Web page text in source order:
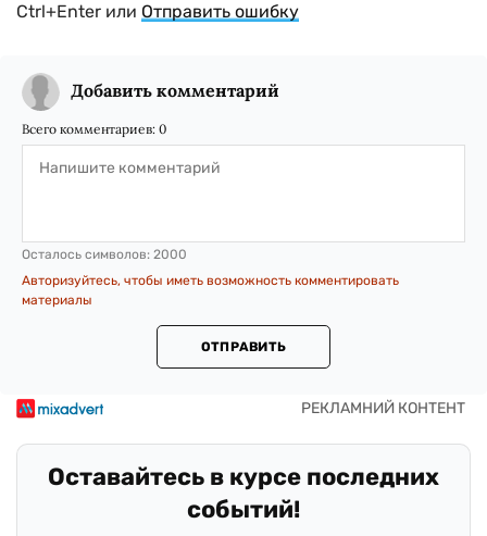
Ctrl+Enter или Отправить ошибку
Добавить комментарий
Всего комментариев: 0
Осталось символов: 2000
Авторизуйтесь, чтобы иметь возможность комментировать
материалы
ОТПРАВИТЬ
Оставайтесь в курсе последних
событий!